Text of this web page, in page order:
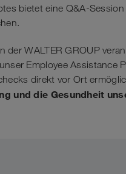
bietet eine Q&A-
der WALTER GROUP
Employee Assistance
direkt vor Ort
und die Gesundheit